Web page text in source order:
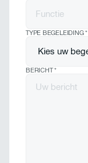
TYPE BEGELEIDING*
BERICHT*